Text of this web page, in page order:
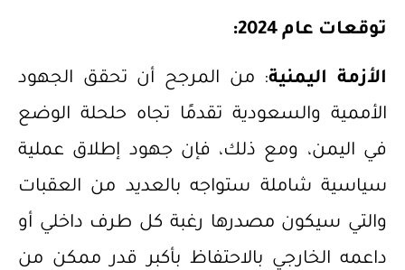
توقعات عام 2024:
الأزمة اليمنية: من المرجح أن تحقق الجهود
الأممية والسعودية تقدمًا تجاه حلحلة الوضع
في اليمن، ومع ذلك، فإن جهود إطلاق عملية
سياسية شاملة ستواجه بالعديد من العقبات
والتي سيكون مصدرها رغبة كل طرف داخلي أو
داعمه الخارجي بالاحتفاظ بأكبر قدر ممكن من